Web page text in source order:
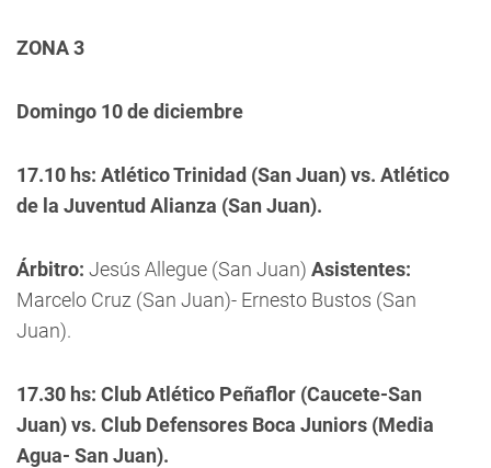
ZONA 3
Domingo 10 de diciembre
17.10 hs: Atlético Trinidad (San Juan) vs. Atlético
de la Juventud Alianza (San Juan).
Árbitro: Jesús Allegue (San Juan) Asistentes:
Marcelo Cruz (San Juan)- Ernesto Bustos (San
Juan).
17.30 hs: Club Atlético Peñaflor (Caucete-San
Juan) vs. Club Defensores Boca Juniors (Media
Agua- San Juan).